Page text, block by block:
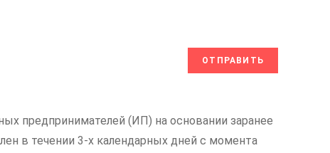
предпринимателей (ИП) на основании заранее
в течении 3-х календарных дней с момента